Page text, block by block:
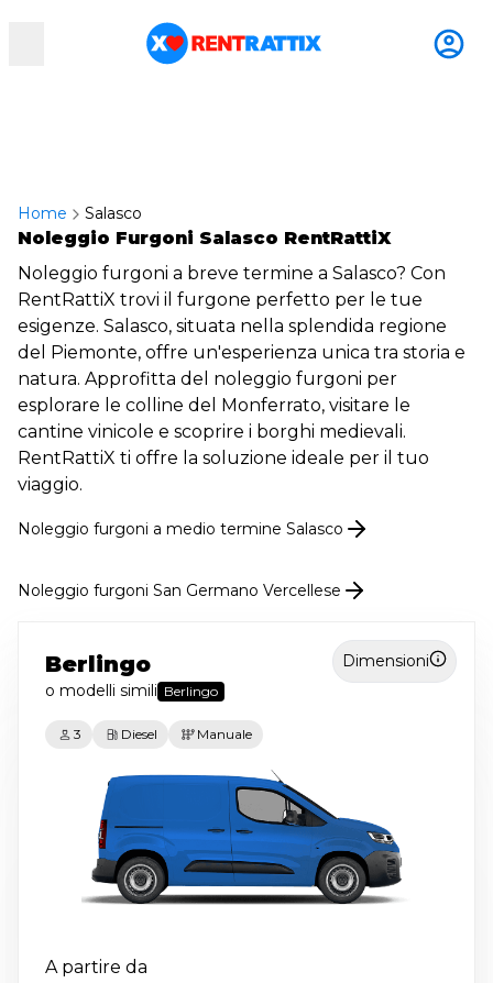
RentRattix
Home Salasco
Noleggio Furgoni Salasco RentRattiX
Noleggio furgoni a breve termine a Salasco? Con
RentRattiX trovi il furgone perfetto per le tue
esigenze. Salasco, situata nella splendida regione
del Piemonte, offre un'esperienza unica tra storia e
natura. Approfitta del noleggio furgoni per
esplorare le colline del Monferrato, visitare le
cantine vinicole e scoprire i borghi medievali.
RentRattiX ti offre la soluzione ideale per il tuo
viaggio.
Noleggio furgoni a medio termine Salasco
Noleggio furgoni San Germano Vercellese
Dimensioni
Berlingo
o modelli simili Berlingo
3 Diesel Manuale
A partire da